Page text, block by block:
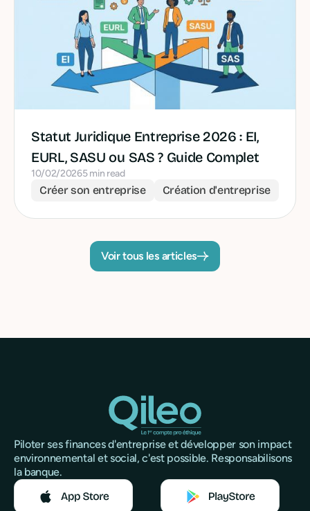
Statut Juridique Entreprise 2026 : EI,
EURL, SASU ou SAS ? Guide Complet
10/02/20265 min read
Créer son entreprise Création d'entreprise
Voir tous les articles
Piloter ses finances d'entreprise et développer son impact
environnemental et social, c'est possible. Responsabilisons
la banque.